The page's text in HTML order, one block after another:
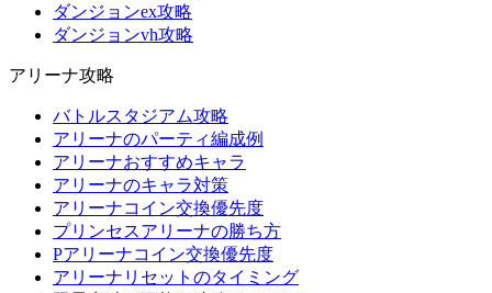
ダンジョンex攻略
ダンジョンvh攻略
アリーナ攻略
バトルスタジアム攻略
アリーナのパーティ編成例
アリーナおすすめキャラ
アリーナのキャラ対策
アリーナコイン交換優先度
プリンセスアリーナの勝ち方
Pアリーナコイン交換優先度
アリーナリセットのタイミング